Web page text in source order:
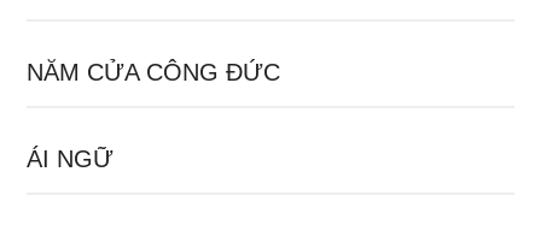
NĂM CỬA CÔNG ĐỨC
ÁI NGỮ